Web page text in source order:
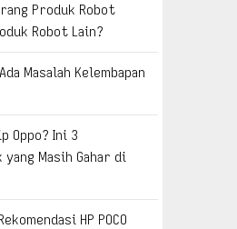
Produk Robot
Robot Lain?
Masalah Kelembapan
Oppo? Ini 3
Masih Gahar di
HP POCO